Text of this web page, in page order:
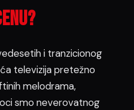
i tranzicionog
televizija pretežno
melodrama,
smo neverovatnog